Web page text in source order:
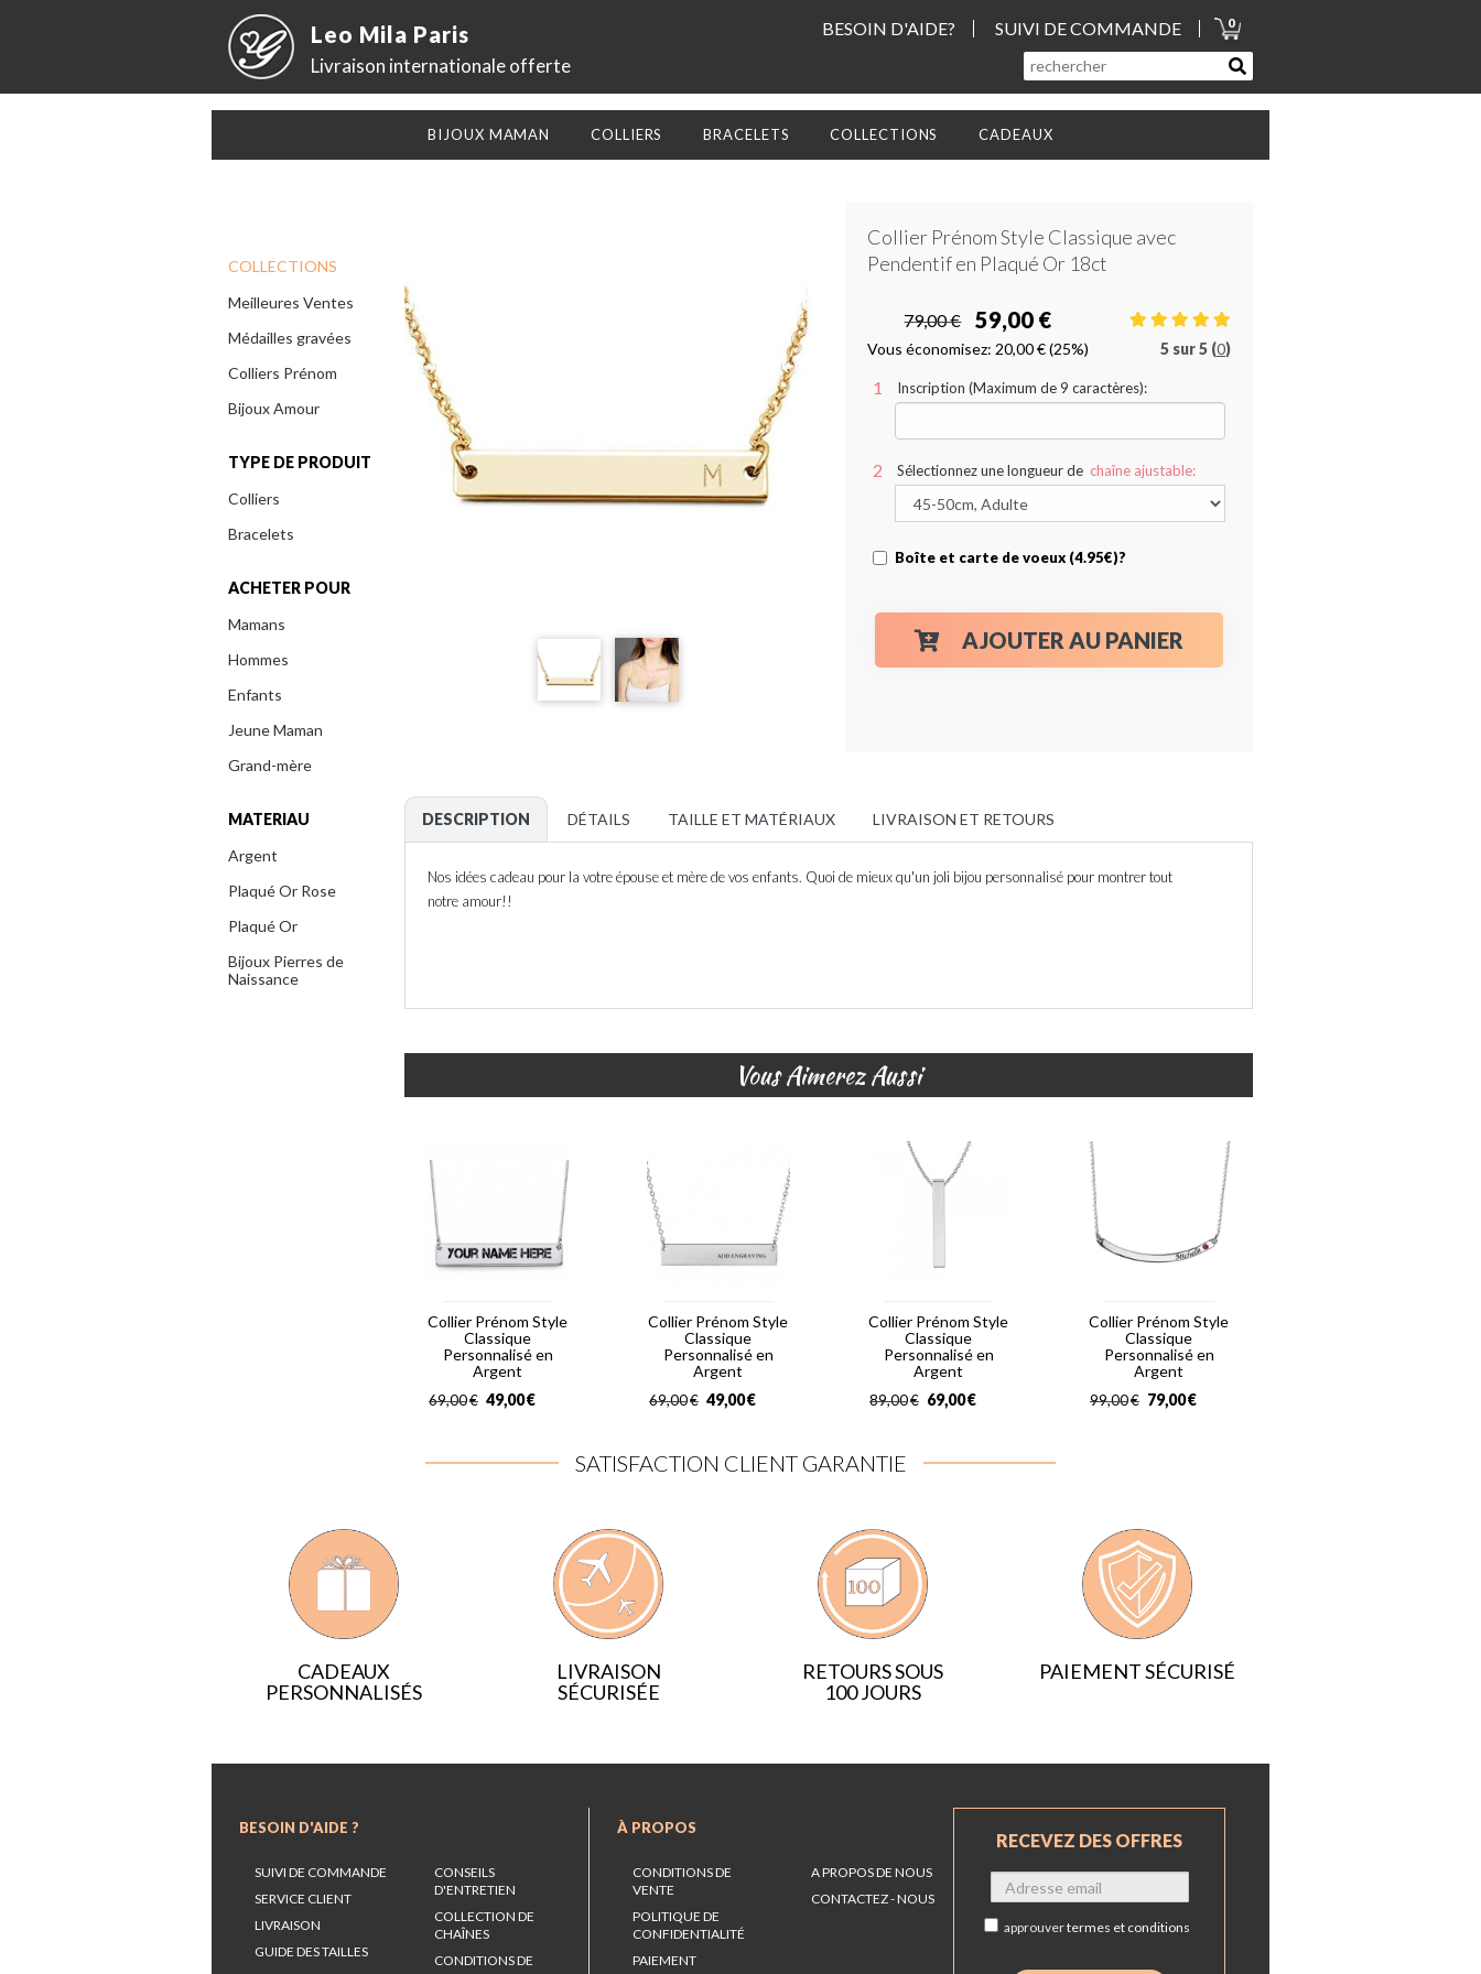
Leo Mila Paris
Livraison internationale offerte
BESOIN D'AIDE? SUIVI DE COMMANDE 0
BIJOUX MAMAN COLLIERS BRACELETS COLLECTIONS CADEAUX
COLLECTIONS
Meilleures Ventes
Médailles gravées
Colliers Prénom
Bijoux Amour
TYPE DE PRODUIT
Colliers
Bracelets
ACHETER POUR
Mamans
Hommes
Enfants
Jeune Maman
Grand-mère
MATERIAU
Argent
Plaqué Or Rose
Plaqué Or
Bijoux Pierres de
Naissance
Collier Prénom Style Classique avec
Pendentif en Plaqué Or 18ct
79,00 € 59,00 €
Vous économisez: 20,00 €(25%) 5 sur5 (0)
Inscription (Maximum de 9 caractères):
Sélectionnez une longueur de chaîne ajustable:
Boîte et carte de voeux (4.95€)?
AJOUTER AU PANIER
DESCRIPTION DÉTAILS TAILLE ET MATÉRIAUX LIVRAISON ET RETOURS
Nos idées cadeau pour la votre épouse et mère de vos enfants. Quoi de mieux qu'un joli bijou personnalisé pour montrer tout
notre amour!!
Vous Aimerez Aussi
Collier Prénom Style
Classique
Personnalisé en
Argent
€
69,00 €
49,00
Collier Prénom Style
Classique
Personnalisé en
Argent
€
69,00 €
49,00
Collier Prénom Style
Classique
Personnalisé en
Argent
€
89,00 €
69,00
Collier Prénom Style
Classique
Personnalisé en
Argent
€
99,00 €
79,00
SATISFACTION CLIENT GARANTIE
RETOURS SOUS
100 JOURS
PAIEMENT SÉCURISÉ
CADEAUX
PERSONNALISÉS
LIVRAISON
SÉCURISÉE
BESOIN D'AIDE ?
SUIVI DE COMMANDE
SERVICE CLIENT
LIVRAISON
GUIDE DES TAILLES
CONSEILS
D'ENTRETIEN
COLLECTION DE
CHAÎNES
CONDITIONS DE
À PROPOS
CONDITIONS DE
VENTE
POLITIQUE DE
CONFIDENTIALITÉ
PAIEMENT
A PROPOS DE NOUS
CONTACTEZ - NOUS
RECEVEZ DES OFFRES
approuvertermes et conditions